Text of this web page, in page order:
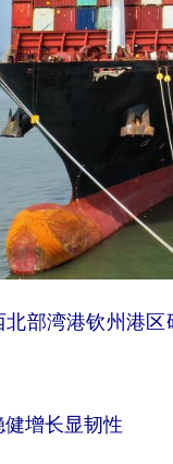
部湾港钦州港区
健增长显韧性